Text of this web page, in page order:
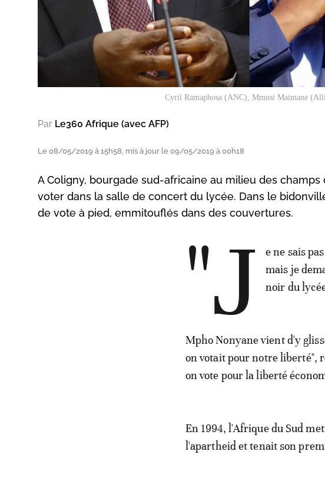
Cyril Ramaphosa (ANC), Mmusi Maimane
Par Le360 Afrique (avec AFP)
Le 08/05/2019 à 15h58, mis à jour le 09/05/2019 à 00h18
A Coligny, bourgade sud-africaine au milieu des
voter dans la salle de concert du lycée. Dans le
de vote à pied, emmitouflés dans des couvertures.
"J
e ne sais
mais je
noir du
Mpho Nonyane vient d'y
on votait pour notre liberté",
on vote pour la liberté
En 1994, l'Afrique du Sud
l'apartheid et tenait son